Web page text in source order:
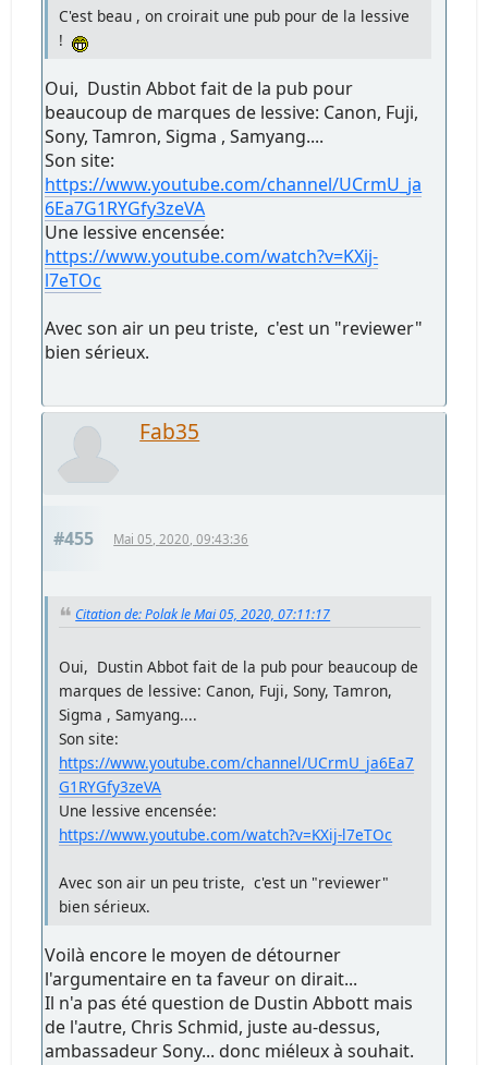
C'est beau , on croirait une pub pour de la lessive
!
Oui, Dustin Abbot fait de la pub pour
beaucoup de marques de lessive: Canon, Fuji,
Sony, Tamron, Sigma , Samyang....
Son site:
https://www.youtube.com/channel/UCrmU_ja
6Ea7G1RYGfy3zeVA
Une lessive encensée:
https://www.youtube.com/watch?v=KXij-
l7eTOc
Avec son air un peu triste, c'est un "reviewer"
bien sérieux.
Fab35
#455 Mai 05, 2020, 09:43:36
Citation de: Polak le Mai 05, 2020, 07:11:17
Oui, Dustin Abbot fait de la pub pour beaucoup de
marques de lessive: Canon, Fuji, Sony, Tamron,
Sigma , Samyang....
Son site:
https://www.youtube.com/channel/UCrmU_ja6Ea7
G1RYGfy3zeVA
Une lessive encensée:
https://www.youtube.com/watch?v=KXij-l7eTOc
Avec son air un peu triste, c'est un "reviewer"
bien sérieux.
Voilà encore le moyen de détourner
l'argumentaire en ta faveur on dirait...
Il n'a pas été question de Dustin Abbott mais
de l'autre, Chris Schmid, juste au-dessus,
ambassadeur Sony... donc miéleux à souhait.